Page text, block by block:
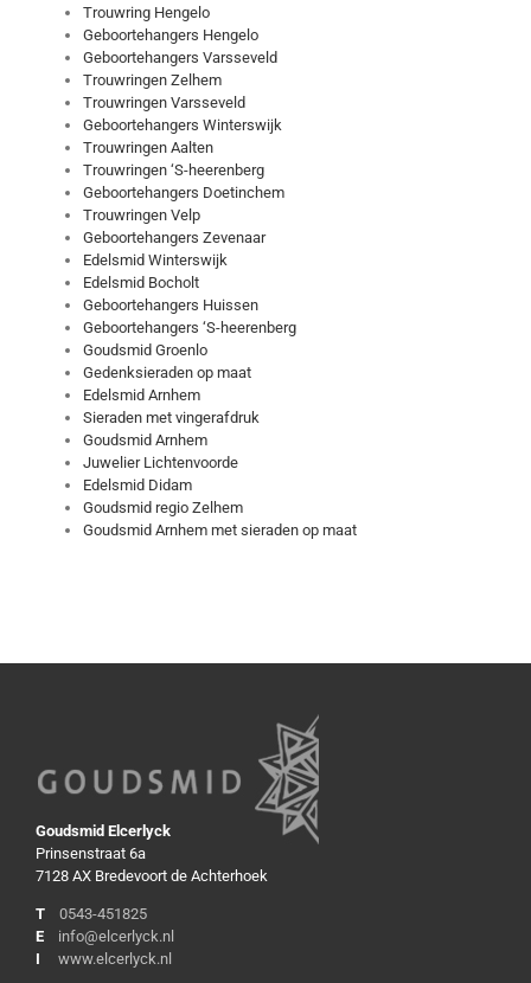
Trouwring Hengelo
Geboortehangers Hengelo
Geboortehangers Varsseveld
Trouwringen Zelhem
Trouwringen Varsseveld
Geboortehangers Winterswijk
Trouwringen Aalten
Trouwringen ‘S-heerenberg
Geboortehangers Doetinchem
Trouwringen Velp
Geboortehangers Zevenaar
Edelsmid Winterswijk
Edelsmid Bocholt
Geboortehangers Huissen
Geboortehangers ‘S-heerenberg
Goudsmid Groenlo
Gedenksieraden op maat
Edelsmid Arnhem
Sieraden met vingerafdruk
Goudsmid Arnhem
Juwelier Lichtenvoorde
Edelsmid Didam
Goudsmid regio Zelhem
Goudsmid Arnhem met sieraden op maat
Goudsmid Elcerlyck
Prinsenstraat 6a
7128 AX Bredevoort de Achterhoek
T
0543-451825
E
info@elcerlyck.nl
I
www.elcerlyck.nl